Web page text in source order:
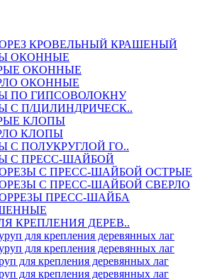
КРОВЕЛЬНЫЙ КРАШЕНЫЙ
ОКОННЫЕ
ОКОННЫЕ
ОКОННЫЕ
ПО ГИПСОВОЛОКНУ
С П/ЦИЛИНДРИЧЕСК..
КЛОПЫ
КЛОПЫ
С ПОЛУКРУГЛОЙ ГО..
С ПРЕСС-ШАЙБОЙ
С ПРЕСС-ШАЙБОЙ ОСТРЫЕ
С ПРЕСС-ШАЙБОЙ СВЕРЛО
ПРЕСС-ШАЙБА
КРЕПЛЕНИЯ ДЕРЕВ..
для крепления деревянных лаг
для крепления деревянных лаг
для крепления деревянных лаг
для крепления деревянных лаг